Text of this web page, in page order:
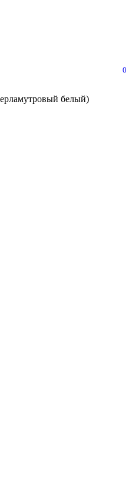
0
белый)